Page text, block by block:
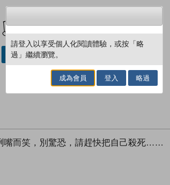
借閱實體書
嘴而笑，別驚恐，請趕快把自己殺死……
請登入以享受個人化閱讀體驗，或按「略
過」繼續瀏覽。
成為會員 登入 略過